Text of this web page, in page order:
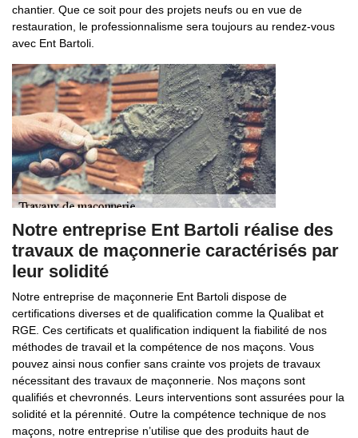
chantier. Que ce soit pour des projets neufs ou en vue de
restauration, le professionnalisme sera toujours au rendez-vous
avec Ent Bartoli.
Notre entreprise Ent Bartoli réalise des
travaux de maçonnerie caractérisés par
leur solidité
Notre entreprise de maçonnerie Ent Bartoli dispose de
certifications diverses et de qualification comme la Qualibat et
RGE. Ces certificats et qualification indiquent la fiabilité de nos
méthodes de travail et la compétence de nos maçons. Vous
pouvez ainsi nous confier sans crainte vos projets de travaux
nécessitant des travaux de maçonnerie. Nos maçons sont
qualifiés et chevronnés. Leurs interventions sont assurées pour la
solidité et la pérennité. Outre la compétence technique de nos
maçons, notre entreprise n’utilise que des produits haut de